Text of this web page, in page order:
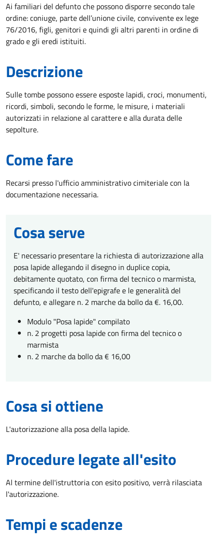
Ai familiari del defunto che possono disporre secondo tale
ordine: coniuge, parte dell’unione civile, convivente ex lege
76/2016, figli, genitori e quindi gli altri parenti in ordine di
grado e gli eredi istituiti.
Descrizione
Sulle tombe possono essere esposte lapidi, croci, monumenti,
ricordi, simboli, secondo le forme, le misure, i materiali
autorizzati in relazione al carattere e alla durata delle
sepolture.
Come fare
Recarsi presso l'ufficio amministrativo cimiteriale con la
documentazione necessaria.
Cosa serve
E' necessario presentare la richiesta di autorizzazione alla
posa lapide allegando il disegno in duplice copia,
debitamente quotato, con firma del tecnico o marmista,
specificando il testo dell'epigrafe e le generalità del
defunto, e allegare n. 2 marche da bollo da €. 16,00.
Modulo "Posa lapide" compilato
n. 2 progetti posa lapide con firma del tecnico o
marmista
n. 2 marche da bollo da € 16,00
Cosa si ottiene
L'autorizzazione alla posa della lapide.
Procedure legate all'esito
Al termine dell'istruttoria con esito positivo, verrà rilasciata
l'autorizzazione.
Tempi e scadenze